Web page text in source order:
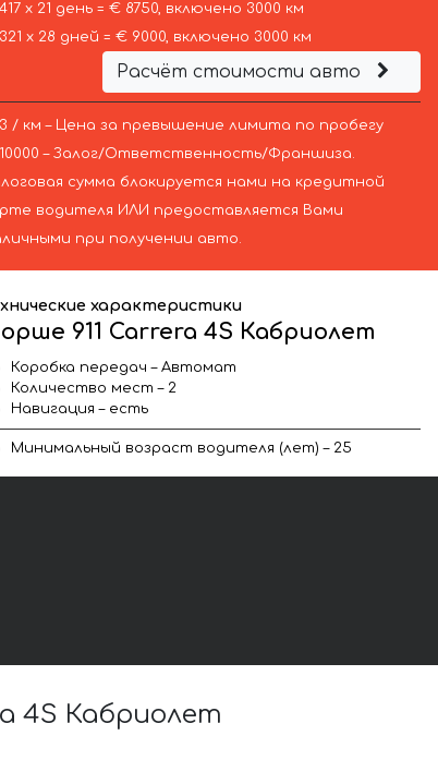
х 21 день = € 8750, включено 3000 км
х 28 дней = € 9000, включено 3000 км
Расчёт стоимости авто
/ км – Цена за превышение лимита по пробегу
– Залог/Ответственность/Франшиза.
сумма блокируется нами на кредитной
водителя ИЛИ предоставляется Вами
при получении авто.
характеристики
911 Carrera 4S Кабриолет
Коробка передач – Автомат
Количество мест – 2
Навигация – есть
Минимальный возраст водителя (лет) – 25
4S Кабриолет